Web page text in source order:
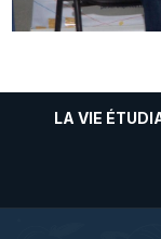
LA VIE